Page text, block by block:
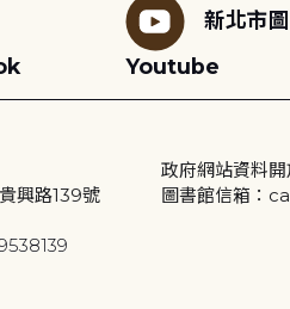
新北市圖
Youtube
興路139號
政府網站資料
圖書館信箱：